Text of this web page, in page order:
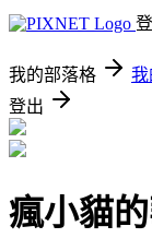
我的部落格 我
登出
瘋小貓